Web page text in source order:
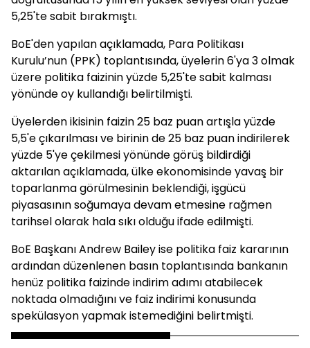
5,25'te sabit bırakmıştı.
BoE'den yapılan açıklamada, Para Politikası
Kurulu’nun (PPK) toplantısında, üyelerin 6'ya 3 olmak
üzere politika faizinin yüzde 5,25'te sabit kalması
yönünde oy kullandığı belirtilmişti.
Üyelerden ikisinin faizin 25 baz puan artışla yüzde
5,5'e çıkarılması ve birinin de 25 baz puan indirilerek
yüzde 5'ye çekilmesi yönünde görüş bildirdiği
aktarılan açıklamada, ülke ekonomisinde yavaş bir
toparlanma görülmesinin beklendiği, işgücü
piyasasının soğumaya devam etmesine rağmen
tarihsel olarak hala sıkı olduğu ifade edilmişti.
BoE Başkanı Andrew Bailey ise politika faiz kararının
ardından düzenlenen basın toplantısında bankanın
henüz politika faizinde indirim adımı atabilecek
noktada olmadığını ve faiz indirimi konusunda
spekülasyon yapmak istemediğini belirtmişti.